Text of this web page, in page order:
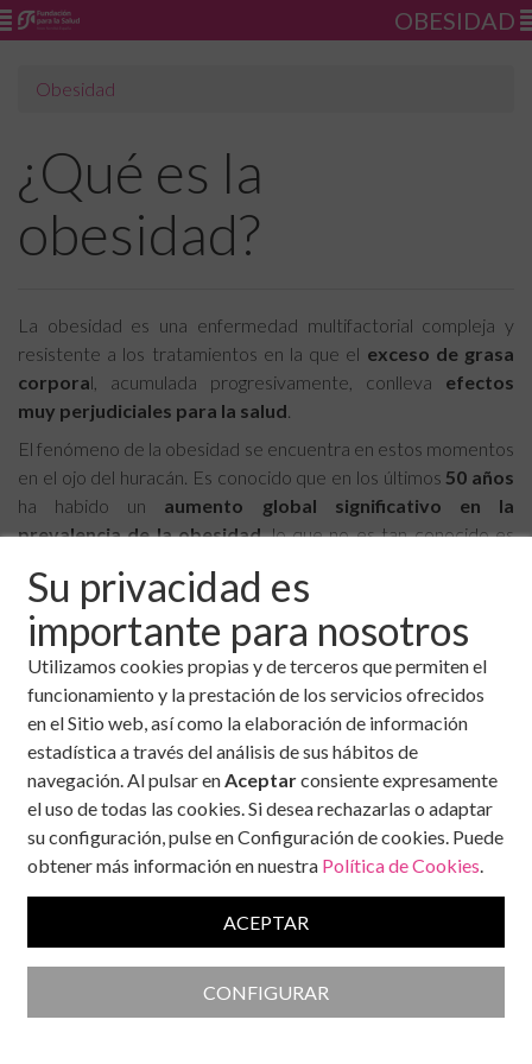
Su privacidad es
importante para nosotros
Utilizamos cookies propias y de terceros que permiten el
funcionamiento y la prestación de los servicios ofrecidos
en el Sitio web, así como la elaboración de información
estadística a través del análisis de sus hábitos de
navegación. Al pulsar enAceptarconsiente expresamente
el uso de todas las cookies. Si desea rechazarlas o adaptar
su configuración, pulse en Configuración de cookies. Puede
obtener más información en nuestra Política de Cookies.
ACEPTAR
CONFIGURAR
OBESIDAD
Obesidad
¿Qué es la
obesidad?
La obesidad es una enfermedad multifactorial compleja y
resistente a los tratamientos en la que el exceso de grasa
corporal, acumulada progresivamente, conlleva efectos
muy perjudiciales para la salud.
El fenómeno de la obesidad se encuentra en estos momentos
en el ojo del huracán. Es conocido que en los últimos50 años
ha habido un aumento global significativo en la
prevalenciade la obesidad, lo que no es tan conocido es
años . Además, este incremento continúa acelerándose,
dando como resultado una epidemia sin precedentes que
desafortunadamente no muestra signos de moderarse en el
corto plazo.
¿Cuáles son las comorbilidades más
frecuentes en la obesidad?"
Como
consecuencia,
también
aumentando
rapidez los